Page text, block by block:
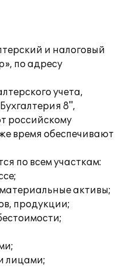
и налоговый
по адресу
учета,
8",
российскому
время обеспечивают
по всем участкам:
активы;
продукции;
лицами;